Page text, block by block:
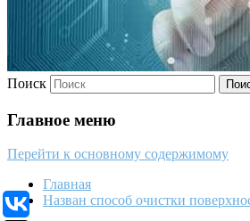
Поиск
Главное меню
Перейти к основному содержимому
Главная
Назван способ очистки